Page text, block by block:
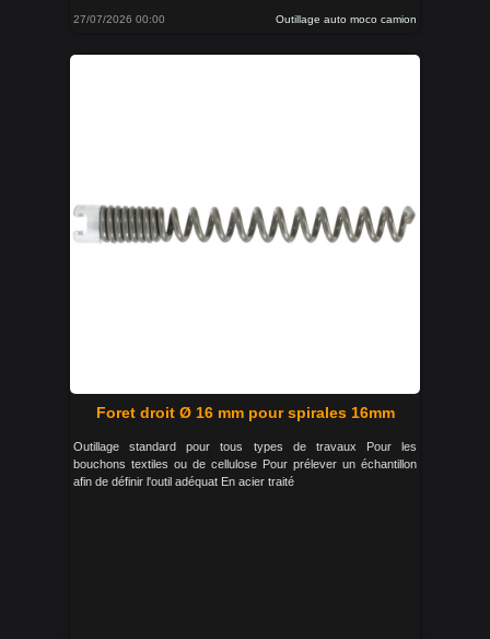
27/07/2026 00:00 Outillage auto moco camion
Foret droit Ø 16 mm pour spirales 16mm
Outillage standard pour tous types de travaux Pour les
bouchons textiles ou de cellulose Pour prélever un échantillon
afin de définir l'outil adéquat En acier traité